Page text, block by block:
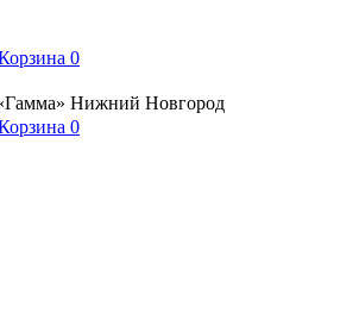
0
Нижний Новгород
0